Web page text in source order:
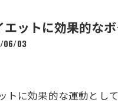
エットに効果的な
06/03
トに効果的な運動とし